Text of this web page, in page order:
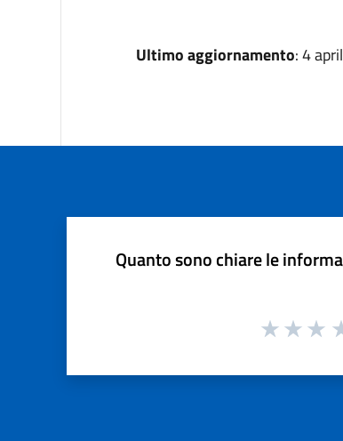
Ultimo aggiornamento: 4
Quanto sono chiare le